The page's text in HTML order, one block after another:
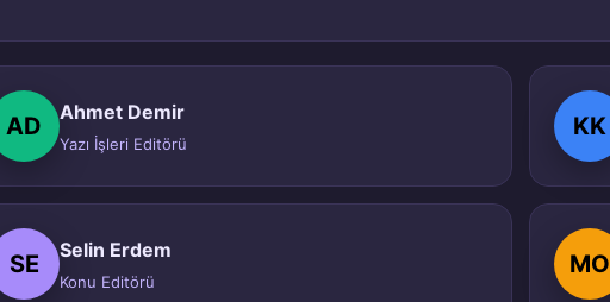
AD
Ahmet Demir
Yazı İşleri Editörü
KK
SE
Selin Erdem
Konu Editörü
MO